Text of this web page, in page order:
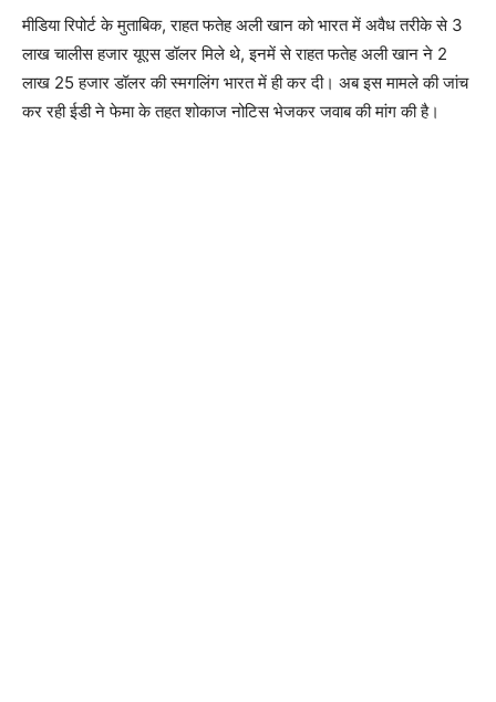
मीडिया रिपोर्ट के मुताबिक, राहत फतेह अली खान को भारत में अवैध तरीके से 3
लाख चालीस हजार यूएस डॉलर मिले थे, इनमें से राहत फतेह अली खान ने 2
लाख 25 हजार डॉलर की स्मगलिंग भारत में ही कर दी। अब इस मामले की जांच
कर रही ईडी ने फेमा के तहत शोकाज नोटिस भेजकर जवाब की मांग की है।